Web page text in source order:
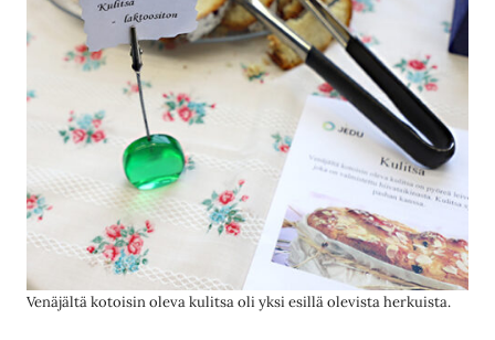
Venäjältä kotoisin oleva kulitsa oli yksi esillä olevista herkuista.